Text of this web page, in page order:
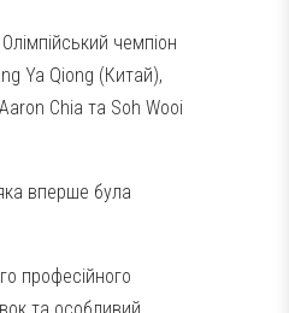
чемпіон
Ya Qiong (Китай),
Chia та Soh Wooi
вперше була
професійного